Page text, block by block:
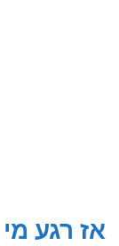
אז רגע